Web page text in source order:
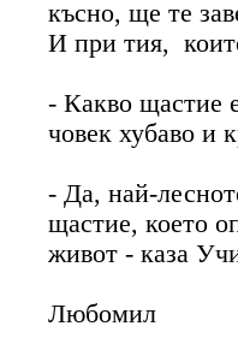
късно, ще те
И при тия,
- Какво щастие
човек хубаво и
- Да, най-
щастие, което
живот - каза
Любомил